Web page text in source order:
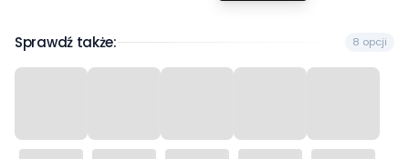
Sprawdź także: 8 opcji